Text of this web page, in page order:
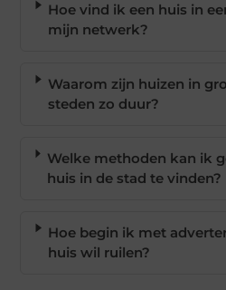
Hoe vind ik een huis in
mijn netwerk?
Waarom zijn huizen in
steden zo duur?
Welke methoden kan ik
huis in de stad te vinden?
Hoe begin ik met
huis wil ruilen?